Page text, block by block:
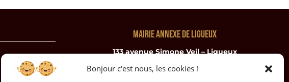
Bonjour c'est nous, les cookies !
Mairie annexe de ligueux
133 avenue Simone Veil – Ligueux
24460 Sorges et Ligueux en Périgord